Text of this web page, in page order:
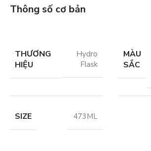
Thông số cơ bản
THƯƠNG
HIỆU
Hydro
Flask
MÀU
SẮC
SIZE 473ML